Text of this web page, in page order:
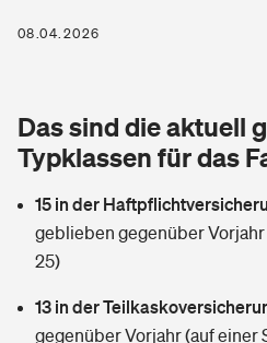
Zur Übersicht
Tools
Wer versichert was: Jetzt
Sie haben Fragen?
Glasversicherung
Mietkautionsversicherung
Restkreditversicherung
Kinderunfall­ver­si­che­rung
Kinderinvalidität
Hundehalter-Haftpflicht
Private Krankenversicherung
Dread-Disease-Versicherung
Tierkrankenversicherung
Zur Übersicht
Tools
08.04.2026
Das sind die aktuell
Typklassen für das
15 in der
geblieben gegenüber Vorjahr
25)
13 in der
gegenüber Vorjahr (auf einer